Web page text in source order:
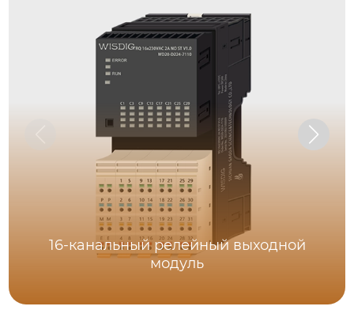
16-канальный релейный выходной
модуль